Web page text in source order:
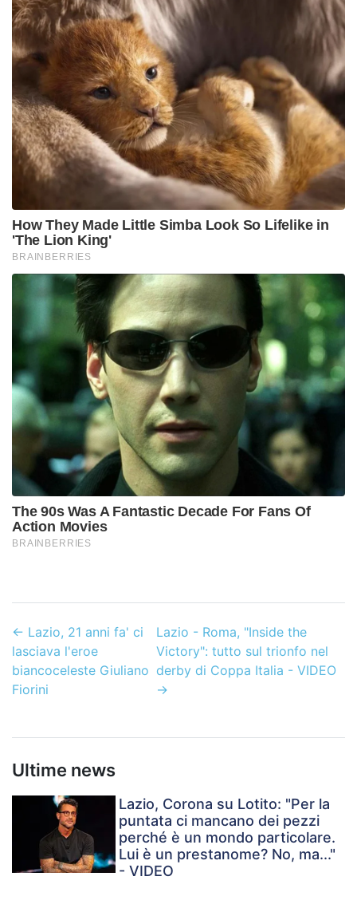
← Lazio, 21 anni fa' ci
lasciava l'eroe
biancoceleste Giuliano
Fiorini
Lazio - Roma, "Inside the
Victory": tutto sul trionfo nel
derby di Coppa Italia - VIDEO
→
Ultime news
Lazio, Corona su Lotito: "Per la
puntata ci mancano dei pezzi
perché è un mondo particolare.
Lui è un prestanome? No, ma..."
- VIDEO